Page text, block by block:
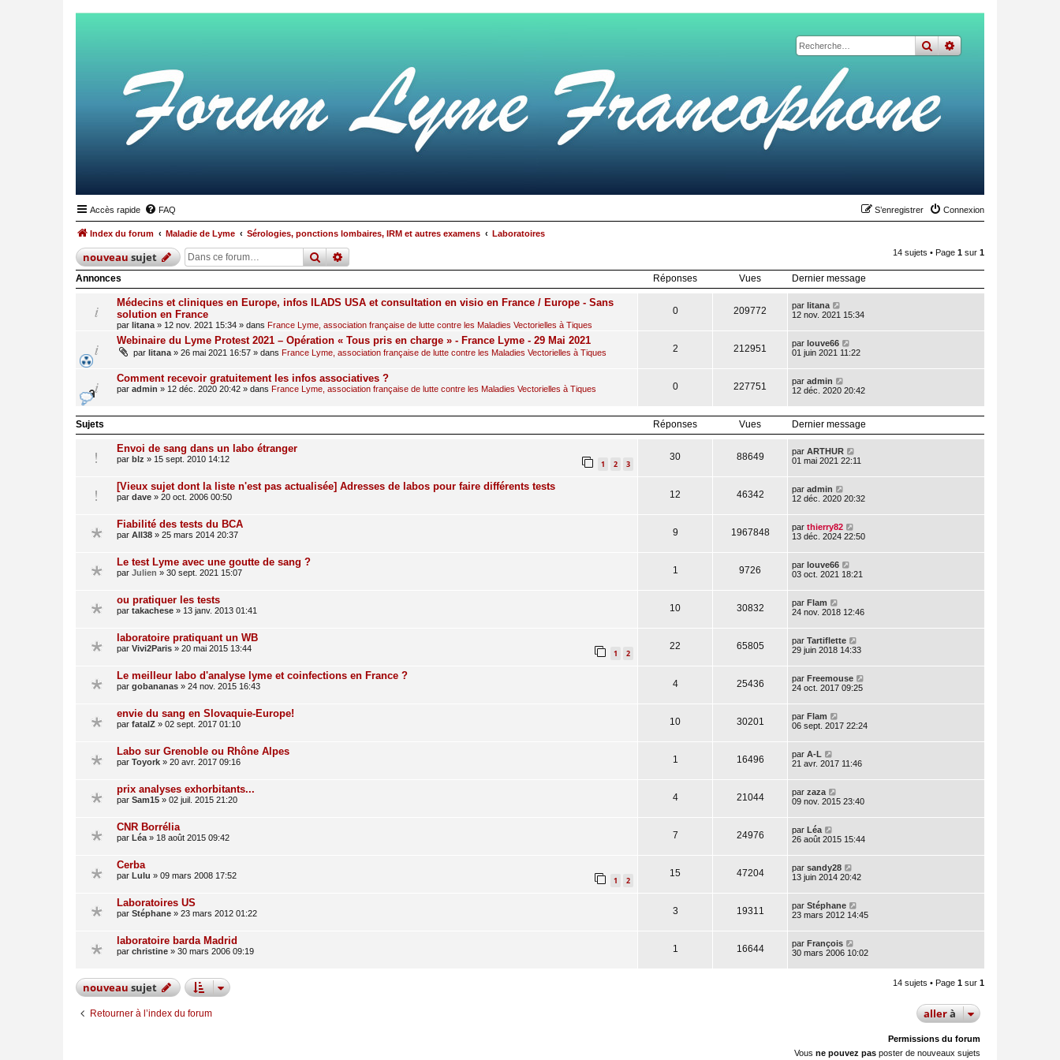
rechercher
recherche
Accès rapide FAQ Connexion
S’enregistrer
Index du forum Maladie de Lyme Sérologies, ponctions lombaires, IRM et autres examens Laboratoires
nouveausujet rechercher
recherche 14 sujets • Page 1 sur 1
Annonces Réponses Vues Dernier message
Médecins et cliniques en Europe, infos ILADS USA et consultation en visio en France / Europe - Sans
solution en France
par litana » 12 nov. 2021 15:34 » dans France Lyme, association française de lutte contre les Maladies Vectorielles à Tiques
0 209772 par litana
12 nov. 2021 15:34
Webinaire du Lyme Protest 2021 – Opération « Tous pris en charge » - France Lyme - 29 Mai 2021
par litana » 26 mai 2021 16:57 » dans France Lyme, association française de lutte contre les Maladies Vectorielles à Tiques 2 212951 par louve66
01 juin 2021 11:22
Comment recevoir gratuitement les infos associatives ?
par admin » 12 déc. 2020 20:42 » dans France Lyme, association française de lutte contre les Maladies Vectorielles à Tiques 0 227751 par admin
12 déc. 2020 20:42
Sujets Réponses Vues Dernier message
Envoi de sang dans un labo étranger
par blz » 15 sept. 2010 14:12 1 2 3
30 88649 par ARTHUR
01 mai 2021 22:11
[Vieux sujet dont la liste n'est pas actualisée] Adresses de labos pour faire différents tests
par dave » 20 oct. 2006 00:50 12 46342 par admin
12 déc. 2020 20:32
Fiabilité des tests du BCA
par All38 » 25 mars 2014 20:37 9 1967848 par thierry82
13 déc. 2024 22:50
Le test Lyme avec une goutte de sang ?
par Julien » 30 sept. 2021 15:07 1 9726 par louve66
03 oct. 2021 18:21
ou pratiquer les tests
par takachese » 13 janv. 2013 01:41 10 30832 par Flam
24 nov. 2018 12:46
laboratoire pratiquant un WB
par Vivi2Paris » 20 mai 2015 13:44 1 2
22 65805 par Tartiflette
29 juin 2018 14:33
Le meilleur labo d'analyse lyme et coinfections en France ?
par gobananas » 24 nov. 2015 16:43 4 25436 par Freemouse
24 oct. 2017 09:25
envie du sang en Slovaquie-Europe!
par fatalZ » 02 sept. 2017 01:10 10 30201 par Flam
06 sept. 2017 22:24
Labo sur Grenoble ou Rhône Alpes
par Toyork » 20 avr. 2017 09:16 1 16496 par A-L
21 avr. 2017 11:46
prix analyses exhorbitants...
par Sam15 » 02 juil. 2015 21:20 4 21044 par zaza
09 nov. 2015 23:40
CNR Borrélia
par Léa » 18 août 2015 09:42 7 24976 par Léa
26 août 2015 15:44
Cerba
par Lulu » 09 mars 2008 17:52 1 2
15 47204 par sandy28
13 juin 2014 20:42
Laboratoires US
par Stéphane » 23 mars 2012 01:22 3 19311 par Stéphane
23 mars 2012 14:45
laboratoire barda Madrid
par christine » 30 mars 2006 09:19 1 16644 par François
30 mars 2006 10:02
nouveausujet 14 sujets • Page 1 sur 1
Retourner à l’index du forum allerà
Permissions du forum
Vous ne pouvez pas poster de nouveaux sujets